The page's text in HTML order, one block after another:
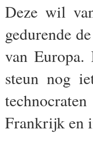
Deze wil
gedurende
van Europa.
steun nog
Frankrijk en